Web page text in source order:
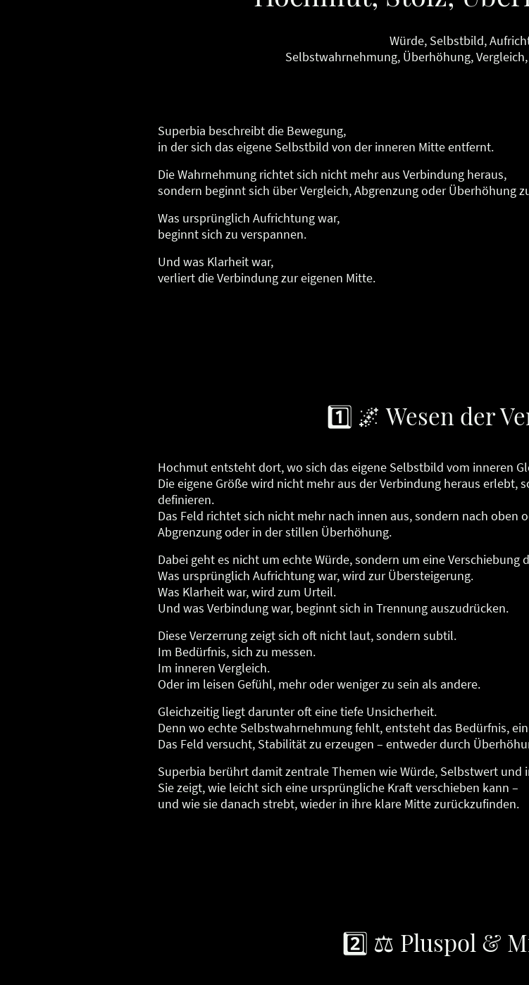
Würde, Selbstbild,
Selbstwahrnehmung, Überhöhung,
Superbia beschreibt die Bewegung,
in der sich das eigene Selbstbild von der inneren Mitte entfernt.
Die Wahrnehmung richtet sich nicht mehr aus Verbindung heraus,
sondern beginnt sich über Vergleich, Abgrenzung oder Überhöhung
Was ursprünglich Aufrichtung war,
beginnt sich zu verspannen.
Und was Klarheit war,
verliert die Verbindung zur eigenen Mitte.
1️⃣ 🌌 Wesen der
Hochmut entsteht dort, wo sich das eigene Selbstbild vom inneren
Die eigene Größe wird nicht mehr aus der Verbindung heraus erlebt,
definieren.
Das Feld richtet sich nicht mehr nach innen aus, sondern nach oben
Abgrenzung oder in der stillen Überhöhung.
Dabei geht es nicht um echte Würde, sondern um eine Verschiebung
Was ursprünglich Aufrichtung war, wird zur Übersteigerung.
Was Klarheit war, wird zum Urteil.
Und was Verbindung war, beginnt sich in Trennung auszudrücken.
Diese Verzerrung zeigt sich oft nicht laut, sondern subtil.
Im Bedürfnis, sich zu messen.
Im inneren Vergleich.
Oder im leisen Gefühl, mehr oder weniger zu sein als andere.
Gleichzeitig liegt darunter oft eine tiefe Unsicherheit.
Denn wo echte Selbstwahrnehmung fehlt, entsteht das Bedürfnis,
Das Feld versucht, Stabilität zu erzeugen – entweder durch
Superbia berührt damit zentrale Themen wie Würde, Selbstwert und
Sie zeigt, wie leicht sich eine ursprüngliche Kraft verschieben kann –
und wie sie danach strebt, wieder in ihre klare Mitte zurückzufinden.
2️⃣ ⚖️ Pluspol &